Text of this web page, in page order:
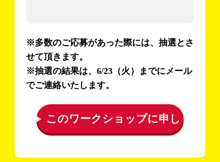
※多数のご応募があった際には、抽選とさ
せて頂きます。
※抽選の結果は、6/23（火）までにメール
でご連絡いたします。
このワークショップに申し